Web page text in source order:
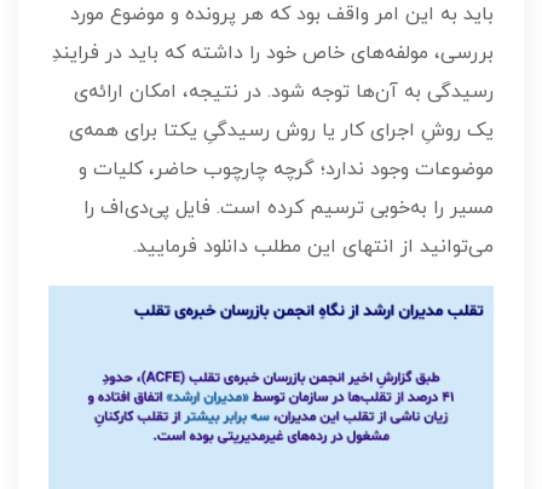
باید به این امر واقف بود که هر پرونده و موضوع مورد
بررسی، مولفه‌های خاص خود را داشته که باید در فرایندِ
رسیدگی به آن‌ها توجه شود. در نتیجه، امکان ارائه‌ی
یک روشِ اجرای کار یا روش رسیدگیِ یکتا برای همه‌ی
موضوعات وجود ندارد؛ گرچه چارچوب حاضر، کلیات و
مسیر را به‌خوبی ترسیم کرده است. فایل پی‌دی‌اف را
می‌توانید از انتهای این مطلب دانلود فرمایید.